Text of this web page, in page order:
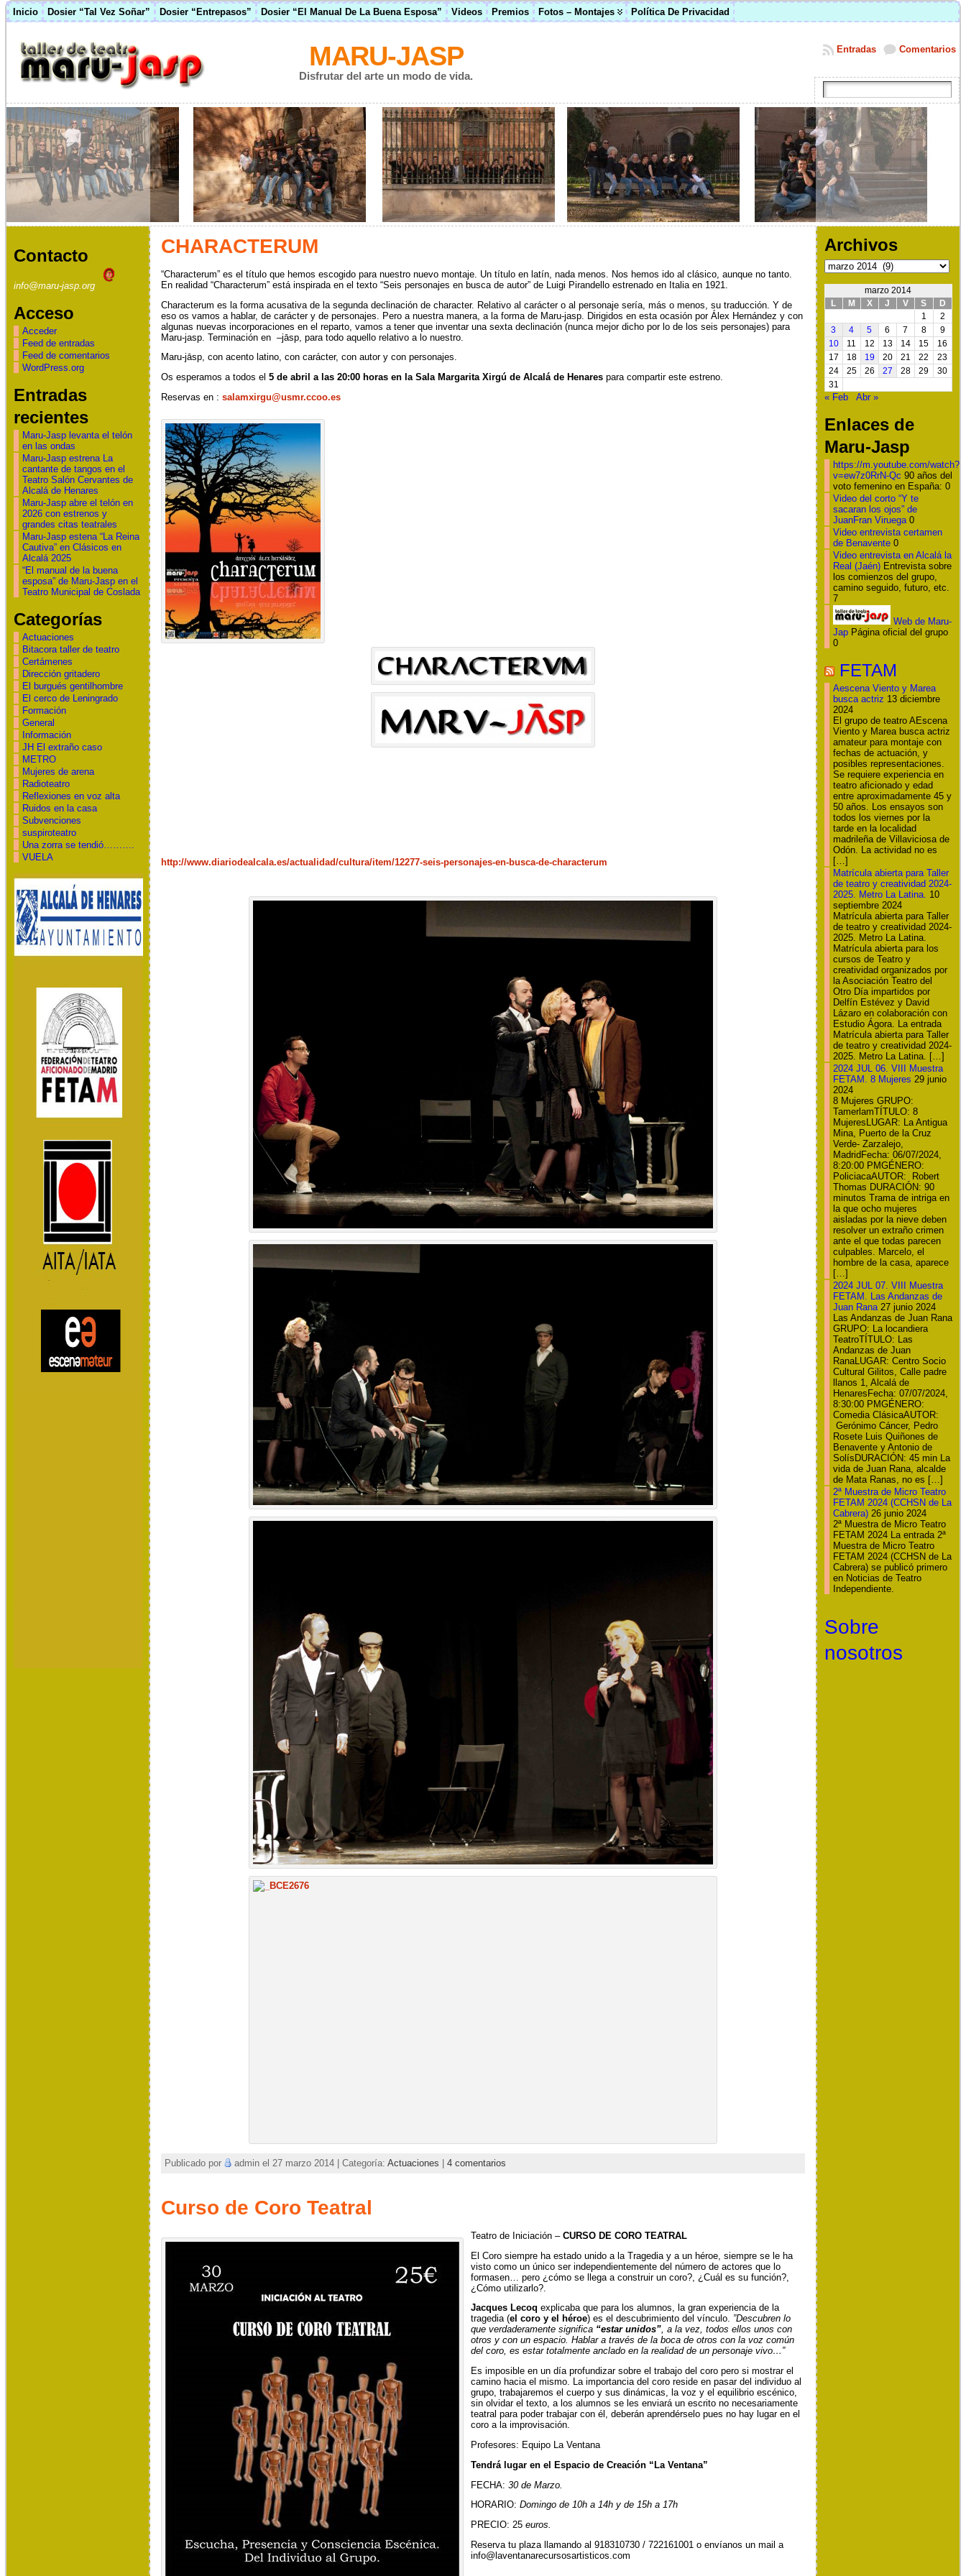
Inicio Dosier “Tal Vez Soñar” Dosier “Entrepasos” Dosier “El Manual De La Buena Esposa” Videos Premios Fotos – Montajes Política De Privacidad
MARU-JASP
Disfrutar del arte un modo de vida.
Comentarios
Entradas
Contacto
info@maru-jasp.org
Acceso
Acceder
Feed de entradas
Feed de comentarios
WordPress.org
Entradas
recientes
Maru-Jasp levanta el telón
en las ondas
Maru-Jasp estrena La
cantante de tangos en el
Teatro Salón Cervantes de
Alcalá de Henares
Maru-Jasp abre el telón en
2026 con estrenos y
grandes citas teatrales
Maru-Jasp estena “La Reina
Cautiva” en Clásicos en
Alcalá 2025
“El manual de la buena
esposa” de Maru-Jasp en el
Teatro Municipal de Coslada
Categorías
Actuaciones
Bitacora taller de teatro
Certámenes
Dirección gritadero
El burgués gentilhombre
El cerco de Leningrado
Formación
General
Información
JH El extraño caso
METRO
Mujeres de arena
Radioteatro
Reflexiones en voz alta
Ruidos en la casa
Subvenciones
suspiroteatro
Una zorra se tendió……….
VUELA
CHARACTERUM
“Characterum” es el título que hemos escogido para nuestro nuevo montaje. Un título en latín, nada menos. Nos hemos ido al clásico, aunque no tanto.
En realidad “Characterum” está inspirada en el texto “Seis personajes en busca de autor” de Luigi Pirandello estrenado en Italia en 1921.
Characterum es la forma acusativa de la segunda declinación de character. Relativo al carácter o al personaje sería, más o menos, su traducción. Y de
eso os vamos a hablar, de carácter y de personajes. Pero a nuestra manera, a la forma de Maru-jasp. Dirigidos en esta ocasión por Álex Hernández y con
algunas nuevas incorporaciones en el reparto, vamos a tener que inventar una sexta declinación (nunca mejor dicho por lo de los seis personajes) para
Maru-jasp. Terminación en –jāsp, para todo aquello relativo a lo nuestro.
Maru-jāsp, con acento latino, con carácter, con autor y con personajes.
Os esperamos a todos el 5 de abril a las 20:00 horas en la Sala Margarita Xirgú de Alcalá de Henarespara compartir este estreno.
Reservas en : salamxirgu@usmr.ccoo.es
http://www.diariodealcala.es/actualidad/cultura/item/12277-seis-personajes-en-busca-de-characterum
Publicado por admin el 27 marzo 2014 | Categoría: Actuaciones 4 comentarios
Curso de Coro Teatral
Teatro de Iniciación – CURSO DE CORO TEATRAL
El Coro siempre ha estado unido a la Tragedia y a un héroe, siempre se le ha
visto como un único ser independientemente del número de actores que lo
formasen… pero ¿cómo se llega a construir un coro?, ¿Cuál es su función?,
¿Cómo utilizarlo?.
Jacques Lecoq explicaba que para los alumnos, la gran experiencia de la
tragedia (el coro y el héroe) es el descubrimiento del vínculo. ”Descubren lo
que verdaderamente significa “estar unidos”, a la vez, todos ellos unos con
otros y con un espacio. Hablar a través de la boca de otros con la voz común
del coro, es estar totalmente anclado en la realidad de un personaje vivo…”
Es imposible en un día profundizar sobre el trabajo del coro pero si mostrar el
camino hacia el mismo. La importancia del coro reside en pasar del individuo al
grupo, trabajaremos el cuerpo y sus dinámicas, la voz y el equilibrio escénico,
sin olvidar el texto, a los alumnos se les enviará un escrito no necesariamente
teatral para poder trabajar con él, deberán aprendérselo pues no hay lugar en el
coro a la improvisación.
Profesores: Equipo La Ventana
Tendrá lugar en el Espacio de Creación “La Ventana”
FECHA: 30 de Marzo.
HORARIO: Domingo de 10h a 14h y de 15h a 17h
PRECIO: 25euros.
Reserva tu plaza llamando al 918310730 / 722161001 o envíanos un mail a
info@laventanarecursosartisticos.com
Archivos
Archivos
marzo 2014
L
M X J V S
D
1
2
3
4 5 6 7 8
9
10
11 12 13 14 15
16
17
18 19 20 21 22
23
24
25 26 27 28 29
30
31
« Feb Abr »
Enlaces de
Maru-Jasp
https://m.youtube.com/watch?
v=ew7z0RrN-Qc 90 años del
voto femenino en España: 0
Video del corto “Y te
sacaran los ojos” de
JuanFran Viruega0
Video entrevista certamen
de Benavente0
Video entrevista en Alcalá la
Real (Jaén)Entrevista sobre
los comienzos del grupo,
camino seguido, futuro, etc.
7
Web de Maru-
JapPágina oficial del grupo
0
FETAM
Aescena Viento y Marea
busca actriz 13 diciembre
2024
El grupo de teatro AEscena
Viento y Marea busca actriz
amateur para montaje con
fechas de actuación, y
posibles representaciones.
Se requiere experiencia en
teatro aficionado y edad
entre aproximadamente 45 y
50 años. Los ensayos son
todos los viernes por la
tarde en la localidad
madrileña de Villaviciosa de
Odón. La actividad no es
[…]
Matrícula abierta para Taller
de teatro y creatividad 2024-
2025. Metro La Latina. 10
septiembre 2024
Matrícula abierta para Taller
de teatro y creatividad 2024-
2025. Metro La Latina.
Matrícula abierta para los
cursos de Teatro y
creatividad organizados por
la Asociación Teatro del
Otro Día impartidos por
Delfín Estévez y David
Lázaro en colaboración con
Estudio Ágora. La entrada
Matrícula abierta para Taller
de teatro y creatividad 2024-
2025. Metro La Latina. […]
2024 JUL 06. VIII Muestra
FETAM. 8 Mujeres 29 junio
2024
8 Mujeres GRUPO:
TamerlamTÍTULO: 8
MujeresLUGAR: La Antigua
Mina, Puerto de la Cruz
Verde- Zarzalejo,
MadridFecha: 06/07/2024,
8:20:00 PMGÉNERO:
PoliciacaAUTOR: Robert
Thomas DURACIÓN: 90
minutos Trama de intriga en
la que ocho mujeres
aisladas por la nieve deben
resolver un extraño crimen
ante el que todas parecen
culpables. Marcelo, el
hombre de la casa, aparece
[…]
2024 JUL 07. VIII Muestra
FETAM. Las Andanzas de
Juan Rana 27 junio 2024
Las Andanzas de Juan Rana
GRUPO: La locandiera
TeatroTÍTULO: Las
Andanzas de Juan
RanaLUGAR: Centro Socio
Cultural Gilitos, Calle padre
llanos 1, Alcalá de
HenaresFecha: 07/07/2024,
8:30:00 PMGÉNERO:
Comedia ClásicaAUTOR:
Gerónimo Cáncer, Pedro
Rosete Luis Quiñones de
Benavente y Antonio de
SolísDURACIÓN: 45 min La
vida de Juan Rana, alcalde
de Mata Ranas, no es […]
2ª Muestra de Micro Teatro
FETAM 2024 (CCHSN de La
Cabrera) 26 junio 2024
2ª Muestra de Micro Teatro
FETAM 2024 La entrada 2ª
Muestra de Micro Teatro
FETAM 2024 (CCHSN de La
Cabrera) se publicó primero
en Noticias de Teatro
Independiente.
Sobre
nosotros